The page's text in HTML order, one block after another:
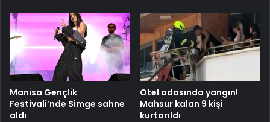
Manisa Gençlik
Festivali’nde Simge sahne
aldı
Otel odasında yangın!
Mahsur kalan 9 kişi
kurtarıldı